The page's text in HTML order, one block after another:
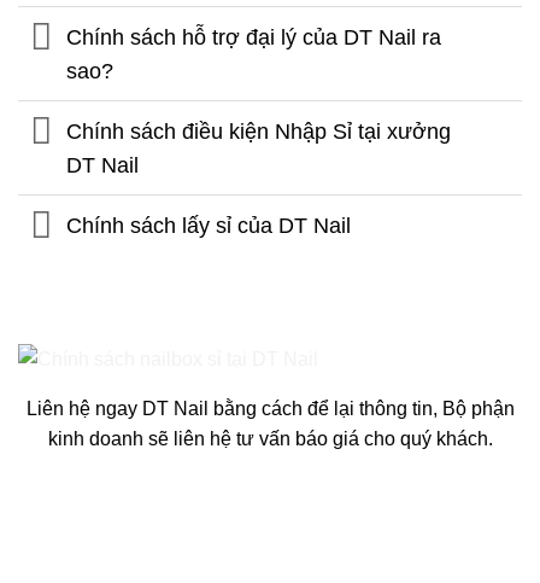
Chính sách hỗ trợ đại lý của DT Nail ra
sao?
Chính sách điều kiện Nhập Sỉ tại xưởng
DT Nail
Chính sách lấy sỉ của DT Nail
Liên hệ ngay DT Nail bằng cách để lại thông tin, Bộ phận
kinh doanh sẽ liên hệ tư vấn báo giá cho quý khách.